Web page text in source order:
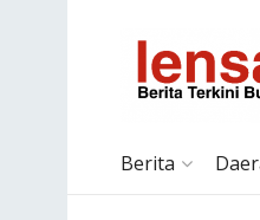
Berita